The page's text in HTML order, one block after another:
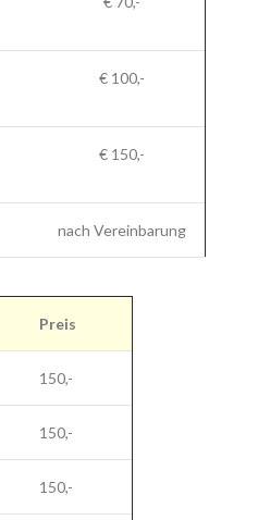
€ 100,-
€ 150,-
nach Vereinbarung
Preis
150,-
150,-
150,-